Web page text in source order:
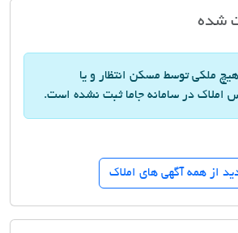
شده
ملکی توسط مسکن انتظار و یا
املاک در سامانه جاما ثبت نشده است.
از همه آگهی های املاک